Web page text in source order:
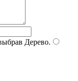
Дерево.